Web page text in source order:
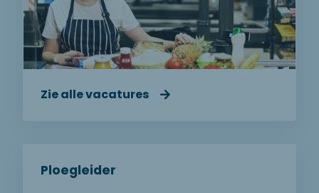
Zie alle vacatures
Ploegleider